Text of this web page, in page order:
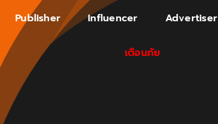
Publisher Influencer Advertiser
เตือนภัย